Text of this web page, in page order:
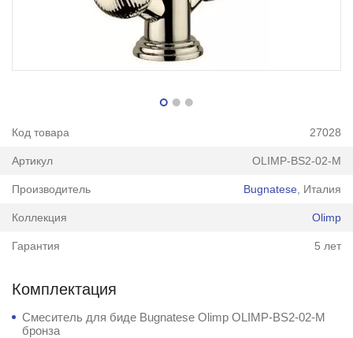
Код товара 27028
Артикул OLIMP-BS2-02-M
Производитель Bugnatese , Италия
Коллекция Olimp
Гарантия 5 лет
Комплектация
Смеситель для биде Bugnatese Olimp OLIMP-BS2-02-M
бронза